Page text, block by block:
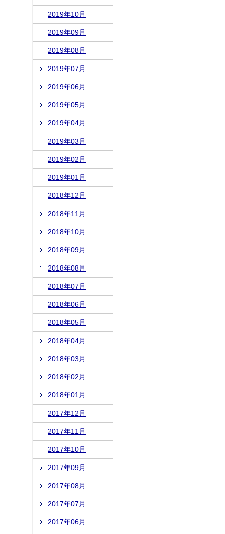
2019年10月
2019年09月
2019年08月
2019年07月
2019年06月
2019年05月
2019年04月
2019年03月
2019年02月
2019年01月
2018年12月
2018年11月
2018年10月
2018年09月
2018年08月
2018年07月
2018年06月
2018年05月
2018年04月
2018年03月
2018年02月
2018年01月
2017年12月
2017年11月
2017年10月
2017年09月
2017年08月
2017年07月
2017年06月